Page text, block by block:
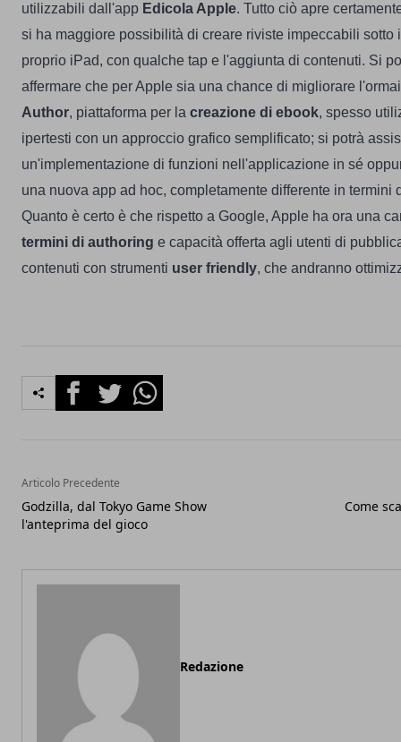
utilizzabili dall'app Edicola Apple. Tutto ciò apre
si ha maggiore possibilità di creare riviste impeccabili sotto
proprio iPad, con qualche tap e l'aggiunta di contenuti. Si
affermare che per Apple sia una chance di migliorare
Author, piattaforma per la creazione di ebook, spesso
ipertesti con un approccio grafico semplificato; si potrà
un'implementazione di funzioni nell'applicazione in sé
una nuova app ad hoc, completamente differente in termini
Quanto è certo è che rispetto a Google, Apple ha ora una
termini di authoring e capacità offerta agli utenti di
contenuti con strumenti user friendly, che andranno
FacebookTwitterWhatsapp
Articolo Precedente
Godzilla, dal Tokyo Game Show
l'anteprima del gioco
Come
Redazione